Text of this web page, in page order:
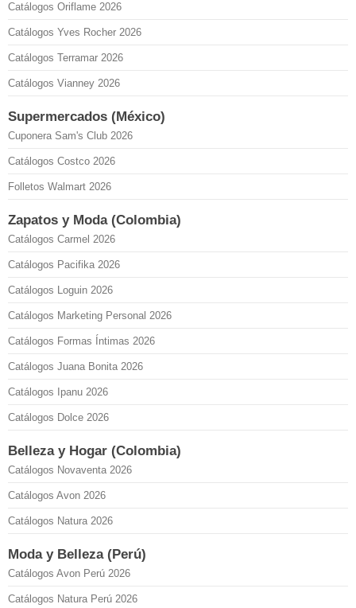
Catálogos Oriflame 2026
Catálogos Yves Rocher 2026
Catálogos Terramar 2026
Catálogos Vianney 2026
Supermercados (México)
Cuponera Sam's Club 2026
Catálogos Costco 2026
Folletos Walmart 2026
Zapatos y Moda (Colombia)
Catálogos Carmel 2026
Catálogos Pacifika 2026
Catálogos Loguin 2026
Catálogos Marketing Personal 2026
Catálogos Formas Íntimas 2026
Catálogos Juana Bonita 2026
Catálogos Ipanu 2026
Catálogos Dolce 2026
Belleza y Hogar (Colombia)
Catálogos Novaventa 2026
Catálogos Avon 2026
Catálogos Natura 2026
Moda y Belleza (Perú)
Catálogos Avon Perú 2026
Catálogos Natura Perú 2026